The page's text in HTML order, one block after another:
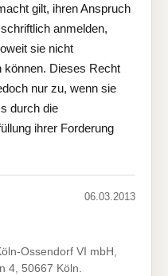
gilt, ihren Anspruch
anmelden,
sie nicht
können. Dieses Recht
nur zu, wenn sie
durch die
ihrer Forderung
06.03.2013
Ossendorf VI mbH,
4, 50667 Köln.